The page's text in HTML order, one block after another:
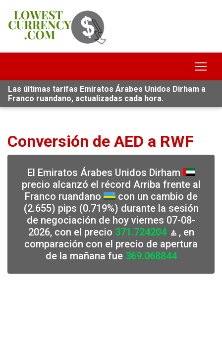
Las últimas tarifas Emiratos Árabes Unidos Dirham a
Franco ruandano, actualizadas cada hora.
Conversión de AED a RWF
El Emiratos Árabes Unidos Dirham
precio alcanzó el récord Arriba frente al
Franco ruandano
con un cambio de
(2.655) pips (0.719%) durante la sesión
de negociación de hoy viernes 07-08-
2026, con el precio 371.724204🔼, en
comparación con el precio de apertura
de la mañana fue 369.068844